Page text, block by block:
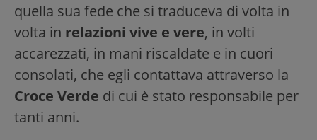
quella sua fede che si traduceva di volta in
volta in relazioni vive e vere, in volti
accarezzati, in mani riscaldate e in cuori
consolati, che egli contattava attraverso la
Croce Verde di cui è stato responsabile per
tanti anni.